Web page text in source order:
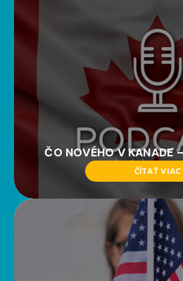
ČO NOVÉHO V KANADE
ČÍTAŤ VIAC